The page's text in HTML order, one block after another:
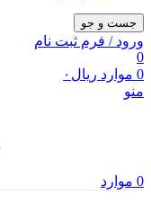
جست و جو
ورود / فرم ثبت نام
0
0 موارد ریال ۰
منو
0 موارد